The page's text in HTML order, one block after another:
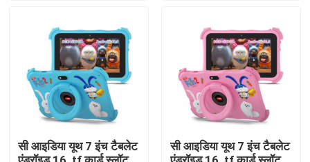
गुणवत्ता नियंत्रण
हमसे संपर्क करें
समाचार
एक बोली का अनुरोध
सी आइडिया यूथ 7 इंच टैबलेट
सी आइडिया यूथ 7 इंच टैबलेट